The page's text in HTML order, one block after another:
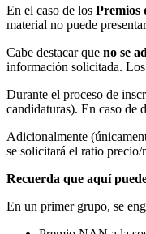
En el caso de los Premios
material no puede
Cabe destacar que no se
información solicitada.
Durante el proceso de
candidaturas). En caso de
Adicionalmente
se solicitará el ratio
Recuerda que aquí
En un primer grupo, se